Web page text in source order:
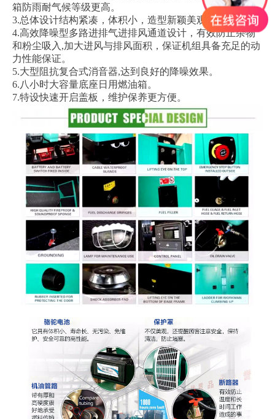
箱防雨耐气候等级更高。
3.总体设计结构紧凑，体积小，造型新颖美观。
4.高效降噪型多路进排气进排风通道设计，有效防止杂物
和粉尘吸入,加大进风与排风面积，保证机组具备充足的动
力性能保证。
5.大型阻抗复合式消音器,达到良好的降噪效果。
6.八小时大容量底座日用燃油箱。
7.特设快速开启盖板，维护保养更方便。